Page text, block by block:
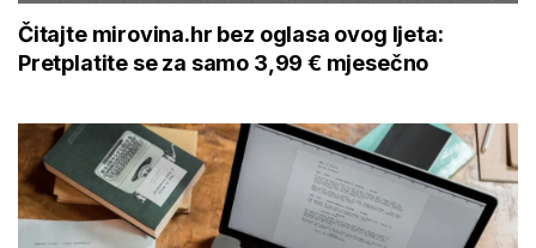
Čitajte mirovina.hr bez oglasa ovog ljeta:
Pretplatite se za samo 3,99 € mjesečno